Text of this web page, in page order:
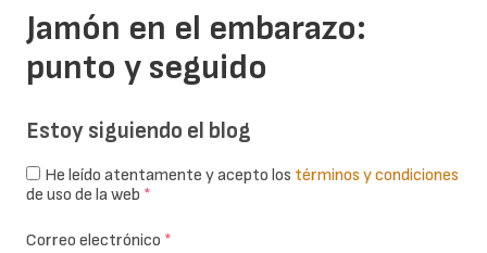
Jamón en el embarazo:
punto y seguido
Estoy siguiendo el blog
He leído atentamente y acepto los términos y condiciones
de uso de la web *
Correo electrónico *